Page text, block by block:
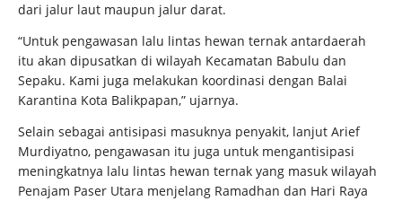
dari jalur laut maupun jalur darat.
“Untuk pengawasan lalu lintas hewan ternak antardaerah
itu akan dipusatkan di wilayah Kecamatan Babulu dan
Sepaku. Kami juga melakukan koordinasi dengan Balai
Karantina Kota Balikpapan,” ujarnya.
Selain sebagai antisipasi masuknya penyakit, lanjut Arief
Murdiyatno, pengawasan itu juga untuk mengantisipasi
meningkatnya lalu lintas hewan ternak yang masuk wilayah
Penajam Paser Utara menjelang Ramadhan dan Hari Raya